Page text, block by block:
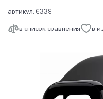
в список сравнения в
артикул: 6339